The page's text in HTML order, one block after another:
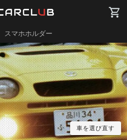
スマホホルダー
車を選び直す